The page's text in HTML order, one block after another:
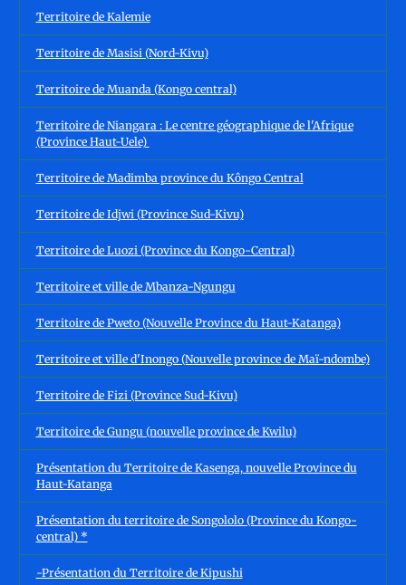
Territoire de Kalemie
Territoire de Masisi (Nord-Kivu)
Territoire de Muanda (Kongo central)
Territoire de Niangara : Le centre géographique de l'Afrique
(Province Haut-Uele)
Territoire de Madimba province du Kôngo Central
Territoire de Idjwi (Province Sud-Kivu)
Territoire de Luozi (Province du Kongo-Central)
Territoire et ville de Mbanza-Ngungu
Territoire de Pweto (Nouvelle Province du Haut-Katanga)
Territoire et ville d'Inongo (Nouvelle province de Maï-ndombe)
Territoire de Fizi (Province Sud-Kivu)
Territoire de Gungu (nouvelle province de Kwilu)
Présentation du Territoire de Kasenga, nouvelle Province du
Haut-Katanga
Présentation du territoire de Songololo (Province du Kongo-
central) *
-Présentation du Territoire de Kipushi